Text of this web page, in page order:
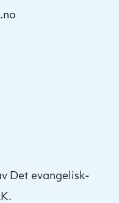
Det evangelisk-